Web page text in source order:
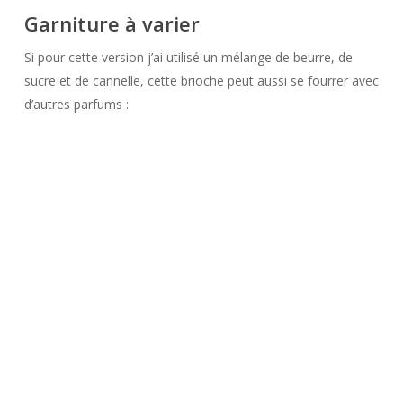
Garniture à varier
Si pour cette version j’ai utilisé un mélange de beurre, de
sucre et de cannelle, cette brioche peut aussi se fourrer avec
d’autres parfums :